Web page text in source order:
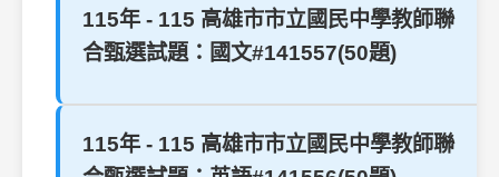
115年 - 115 高雄市市立國民中學教師聯
合甄選試題：國文#141557(50題)
115年 - 115 高雄市市立國民中學教師聯